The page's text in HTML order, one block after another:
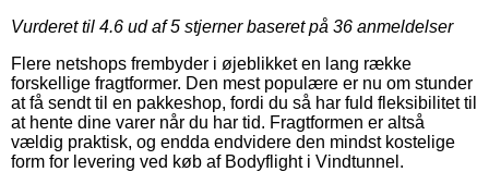
Vurderet til 4.6 ud af 5 stjerner baseret på 36 anmeldelser
Flere netshops frembyder i øjeblikket en lang række
forskellige fragtformer. Den mest populære er nu om stunder
at få sendt til en pakkeshop, fordi du så har fuld fleksibilitet til
at hente dine varer når du har tid. Fragtformen er altså
vældig praktisk, og endda endvidere den mindst kostelige
form for levering ved køb af Bodyflight i Vindtunnel.